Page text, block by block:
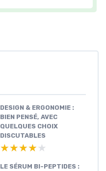
DESIGN & ERGONOMIE :
BIEN PENSÉ, AVEC
QUELQUES CHOIX
DISCUTABLES
★★★★★
★★★★★
LE SÉRUM BI-PEPTIDES :